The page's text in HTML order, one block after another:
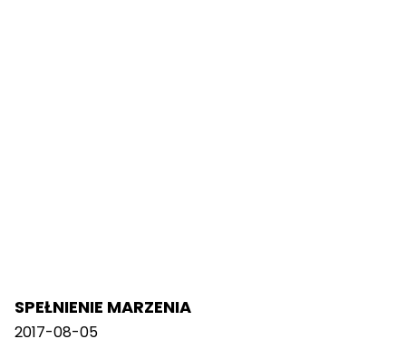
SPEŁNIENIE MARZENIA
2017-08-05